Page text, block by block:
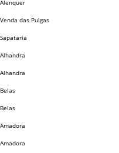
Alenquer
Venda das Pulgas
Sapataria
Alhandra
Alhandra
Belas
Belas
Amadora
Amadora